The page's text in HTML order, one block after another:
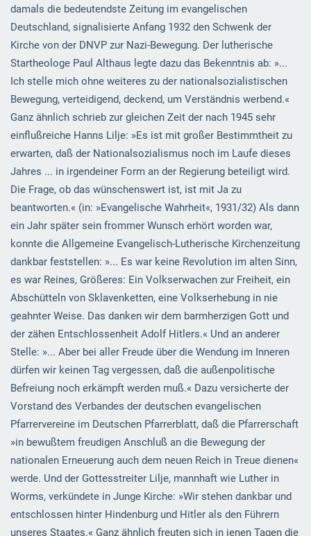
damals die bedeutendste Zeitung im evangelischen
Deutschland, signalisierte Anfang 1932 den Schwenk der
Kirche von der DNVP zur Nazi-Bewegung. Der lutherische
Startheologe Paul Althaus legte dazu das Bekenntnis ab: »...
Ich stelle mich ohne weiteres zu der nationalsozialistischen
Bewegung, verteidigend, deckend, um Verständnis werbend.«
Ganz ähnlich schrieb zur gleichen Zeit der nach 1945 sehr
einflußreiche Hanns Lilje: »Es ist mit großer Bestimmtheit zu
erwarten, daß der Nationalsozialismus noch im Laufe dieses
Jahres ... in irgendeiner Form an der Regierung beteiligt wird.
Die Frage, ob das wünschenswert ist, ist mit Ja zu
beantworten.« (in: »Evangelische Wahrheit«, 1931/32) Als dann
ein Jahr später sein frommer Wunsch erhört worden war,
konnte die Allgemeine Evangelisch-Lutherische Kirchenzeitung
dankbar feststellen: »... Es war keine Revolution im alten Sinn,
es war Reines, Größeres: Ein Volkserwachen zur Freiheit, ein
Abschütteln von Sklavenketten, eine Volkserhebung in nie
geahnter Weise. Das danken wir dem barmherzigen Gott und
der zähen Entschlossenheit Adolf Hitlers.« Und an anderer
Stelle: »... Aber bei aller Freude über die Wendung im Inneren
dürfen wir keinen Tag vergessen, daß die außenpolitische
Befreiung noch erkämpft werden muß.« Dazu versicherte der
Vorstand des Verbandes der deutschen evangelischen
Pfarrervereine im Deutschen Pfarrerblatt, daß die Pfarrerschaft
»in bewußtem freudigen Anschluß an die Bewegung der
nationalen Erneuerung auch dem neuen Reich in Treue dienen«
werde. Und der Gottesstreiter Lilje, mannhaft wie Luther in
Worms, verkündete in Junge Kirche: »Wir stehen dankbar und
entschlossen hinter Hindenburg und Hitler als den Führern
unseres Staates.« Ganz ähnlich freuten sich in jenen Tagen die